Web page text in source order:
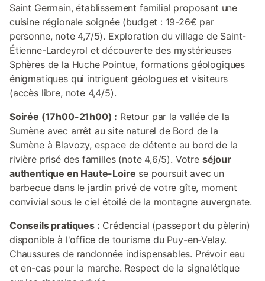
Saint Germain, établissement familial proposant une
cuisine régionale soignée (budget : 19-26€ par
personne, note 4,7/5). Exploration du village de Saint-
Étienne-Lardeyrol et découverte des mystérieuses
Sphères de la Huche Pointue, formations géologiques
énigmatiques qui intriguent géologues et visiteurs
(accès libre, note 4,4/5).
Soirée (17h00-21h00) : Retour par la vallée de la
Sumène avec arrêt au site naturel de Bord de la
Sumène à Blavozy, espace de détente au bord de la
rivière prisé des familles (note 4,6/5). Votre séjour
authentique en Haute-Loire se poursuit avec un
barbecue dans le jardin privé de votre gîte, moment
convivial sous le ciel étoilé de la montagne auvergnate.
Conseils pratiques : Crédencial (passeport du pèlerin)
disponible à l'office de tourisme du Puy-en-Velay.
Chaussures de randonnée indispensables. Prévoir eau
et en-cas pour la marche. Respect de la signalétique